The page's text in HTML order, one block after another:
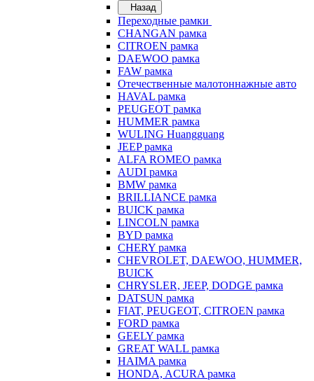
Назад
Переходные рамки
CHANGAN рамка
CITROEN рамка
DAEWOO рамка
FAW рамка
Отечественные малотоннажные авто
HAVAL рамка
PEUGEOT рамка
HUMMER рамка
WULING Huangguang
JEEP рамка
ALFA ROMEO рамка
AUDI рамка
BMW рамка
BRILLIANCE рамка
BUICK рамка
LINCOLN рамка
BYD рамка
CHERY рамка
CHEVROLET, DAEWOO, HUMMER,
BUICK
CHRYSLER, JEEP, DODGE рамка
DATSUN рамка
FIAT, PEUGEOT, CITROEN рамка
FORD рамка
GEELY рамка
GREAT WALL рамка
HAIMA рамка
HONDA, ACURA рамка